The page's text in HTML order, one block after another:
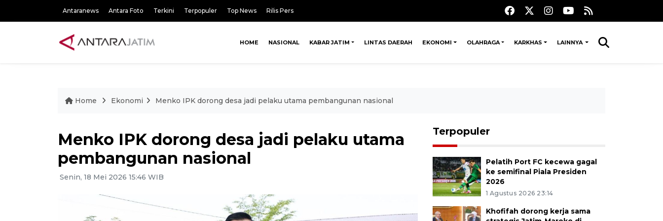
Antaranews Antara Foto Terkini Terpopuler Top News Rilis Pers
HOME NASIONAL KABAR JATIM LINTAS DAERAH EKONOMI OLAHRAGA KARKHAS LAINNYA
Home Ekonomi Menko IPK dorong desa jadi pelaku utama pembangunan nasional
Menko IPK dorong desa jadi pelaku utama
pembangunan nasional
Senin, 18 Mei 2026 15:46 WIB
Terpopuler
Pelatih Port FC kecewa gagal
ke semifinal Piala Presiden
2026
1 Agustus 2026 23:14
Khofifah dorong kerja sama